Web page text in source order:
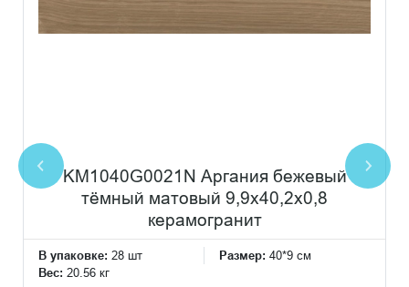
KM1040G0021N Аргания бежевый
тёмный матовый 9,9x40,2x0,8
керамогранит
В упаковке: 28 шт Размер: 40*9 см
Вес: 20.56 кг